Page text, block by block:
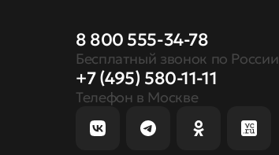
8 800 555-34-78
Бесплатный звонок по России
+7 (495) 580-11-11
Телефон в Москве